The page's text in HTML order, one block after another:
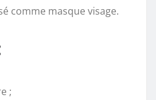
comme masque visage.
;